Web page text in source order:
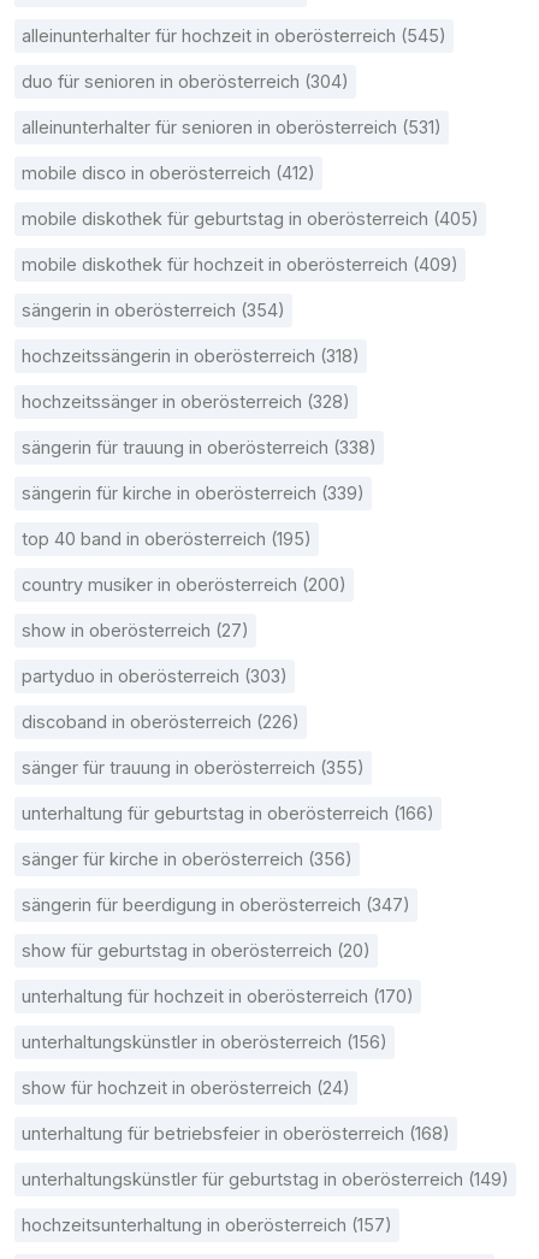
alleinunterhalter für hochzeit in oberösterreich (545)
duo für senioren in oberösterreich (304)
alleinunterhalter für senioren in oberösterreich (531)
mobile disco in oberösterreich (412)
mobile diskothek für geburtstag in oberösterreich (405)
mobile diskothek für hochzeit in oberösterreich (409)
sängerin in oberösterreich (354)
hochzeitssängerin in oberösterreich (318)
hochzeitssänger in oberösterreich (328)
sängerin für trauung in oberösterreich (338)
sängerin für kirche in oberösterreich (339)
top 40 band in oberösterreich (195)
country musiker in oberösterreich (200)
show in oberösterreich (27)
partyduo in oberösterreich (303)
discoband in oberösterreich (226)
sänger für trauung in oberösterreich (355)
unterhaltung für geburtstag in oberösterreich (166)
sänger für kirche in oberösterreich (356)
sängerin für beerdigung in oberösterreich (347)
show für geburtstag in oberösterreich (20)
unterhaltung für hochzeit in oberösterreich (170)
unterhaltungskünstler in oberösterreich (156)
show für hochzeit in oberösterreich (24)
unterhaltung für betriebsfeier in oberösterreich (168)
unterhaltungskünstler für geburtstag in oberösterreich (149)
hochzeitsunterhaltung in oberösterreich (157)